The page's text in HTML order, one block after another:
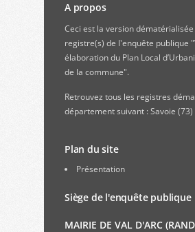
A propos
Ceci est la version dématérialisée
registre(s) de l'enquête publique
élaboration du Plan Local
de la commune".
Retrouvez tous les registres
département suivant : Savoie (73)
Plan du site
Présentation
Siège de l'enquête publique
MAIRIE DE VAL D'ARC